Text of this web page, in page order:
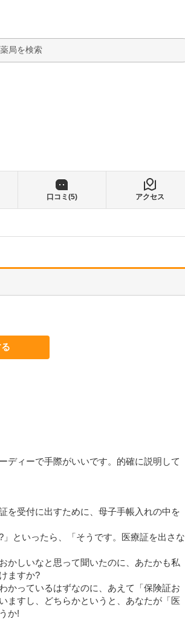
検索
口コミ(5) アクセス
ディーで手際がいいです。的確に説明して
を受付に出すために、母子手帳入れの中を
といったら、「そうです。医療証を出さな
かしいなと思って聞いたのに、あたかも私
ますか?
かっているはずなのに、あえて「保険証お
ますし、どちらかというと、あなたが「医
か!